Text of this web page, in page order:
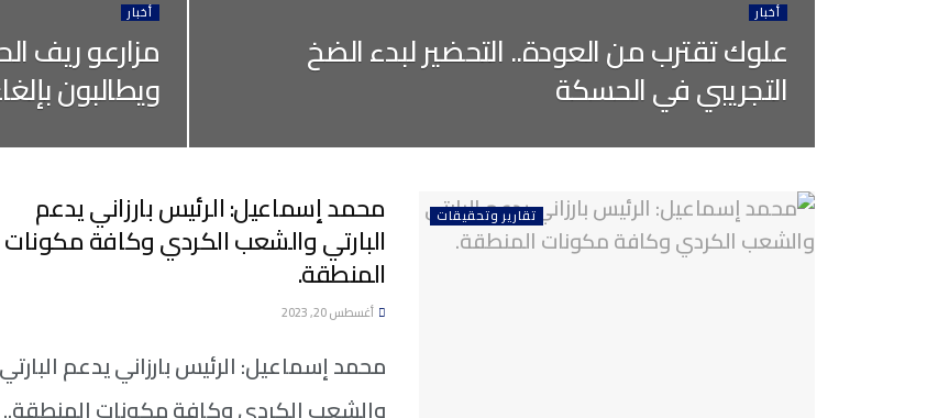
أخبار
علوك تقترب من العودة.. التحضير لبدء الضخ
التجريبي في الحسكة
أخبار
مزارعو ريف
ويطالبون
تقارير وتحقيقات محمد إسماعيل: الرئيس بارزاني يدعم
البارتي والشعب الكردي وكافة مكونات
المنطقة.
أغسطس 20, 2023
محمد إسماعيل: الرئيس بارزاني يدعم البارتي
والشعب الكردي وكافة مكونات المنطقة..